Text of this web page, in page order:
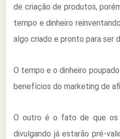
de criação de produtos,
tempo e dinheiro
algo criado e pronto para ser
O tempo e o dinheiro
benefícios do marketing de
O outro é o fato de que os
divulgando já estarão pré-